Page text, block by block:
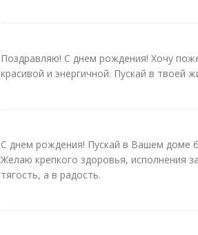
Поздравляю! С днем рождения! Хочу
красивой и энергичной. Пускай в твоей
С днем рождения! Пускай в Вашем доме
Желаю крепкого здоровья, исполнения
тягость, а в радость.